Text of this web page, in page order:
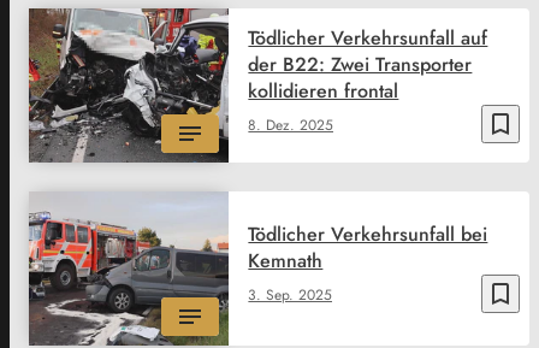
bookmark_border
8. Dez. 2025
Tödlicher Verkehrsunfall auf
der B22: Zwei Transporter
kollidieren frontal
bookmark_border
3. Sep. 2025
Tödlicher Verkehrsunfall bei
Kemnath